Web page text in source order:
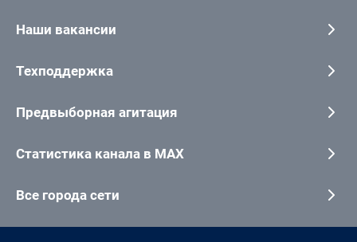
Наши вакансии
Техподдержка
Предвыборная агитация
Статистика канала в MAX
Все города сети